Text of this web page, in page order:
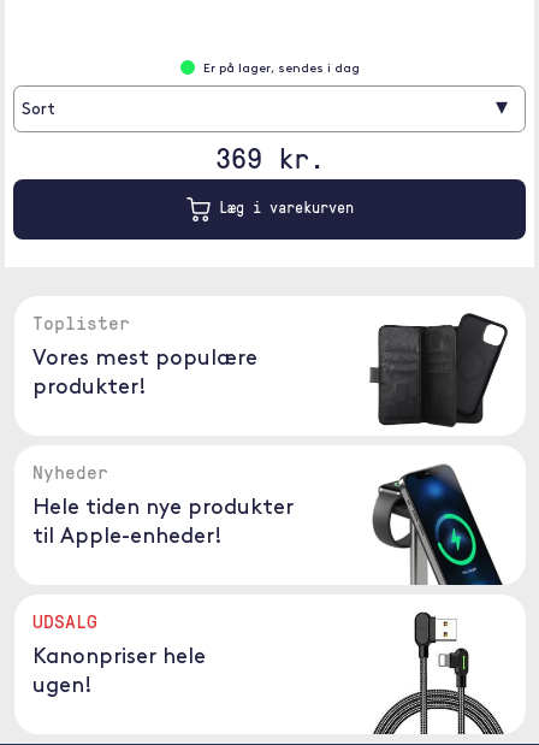
Er på lager, sendes i dag
Sort ▾
369 kr.
Læg i varekurven
Toplister
Vores mest populære
produkter!
Nyheder
Hele tiden nye produkter
til Apple-enheder!
UDSALG
Kanonpriser hele
ugen!